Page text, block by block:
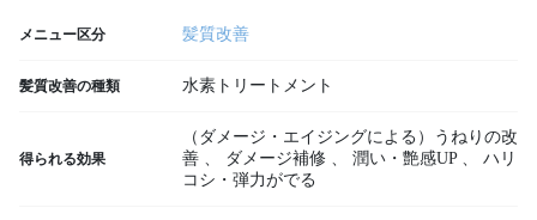
メニュー区分 髪質改善
髪質改善の種類 水素トリートメント
得られる効果
（ダメージ・エイジングによる）うねりの改
善 、 ダメージ補修 、 潤い・艶感UP 、
ハリ
コシ・弾力がでる